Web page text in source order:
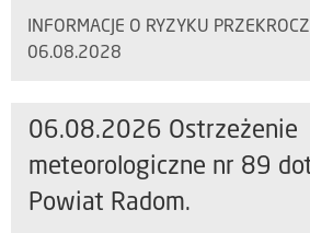
INFORMACJE O RYZYKU
06.08.2028
06.08.2026 Ostrzeżenie
meteorologiczne nr 89
Powiat Radom.